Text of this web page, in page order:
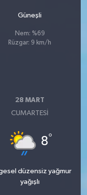
Güneşli
Nem: %69
Rüzgar: 9 km/h
28 MART
CUMARTESI
8°
düzensiz yağmur
yağışlı